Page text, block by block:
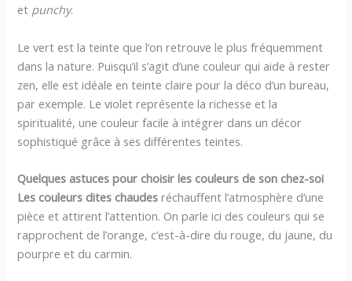
et punchy.
Le vert est la teinte que l’on retrouve le plus fréquemment
dans la nature. Puisqu’il s’agit d’une couleur qui aide à rester
zen, elle est idéale en teinte claire pour la déco d’un bureau,
par exemple. Le violet représente la richesse et la
spiritualité, une couleur facile à intégrer dans un décor
sophistiqué grâce à ses différentes teintes.
Quelques astuces pour choisir les couleurs de son chez-soi
Les couleurs dites chaudes réchauffent l’atmosphère d’une
pièce et attirent l’attention. On parle ici des couleurs qui se
rapprochent de l’orange, c’est-à-dire du rouge, du jaune, du
pourpre et du carmin.